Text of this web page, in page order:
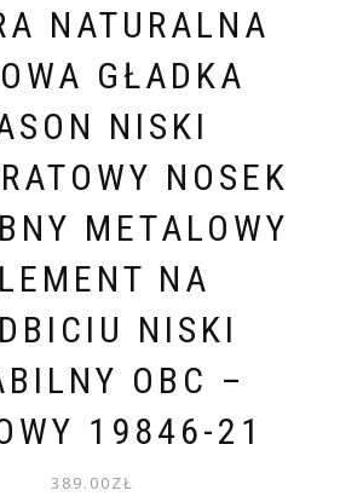
NATURALNA
GŁADKA
NISKI
NOSEK
METALOWY
NA
NISKI
OBC –
19846-21
389.00ZŁ